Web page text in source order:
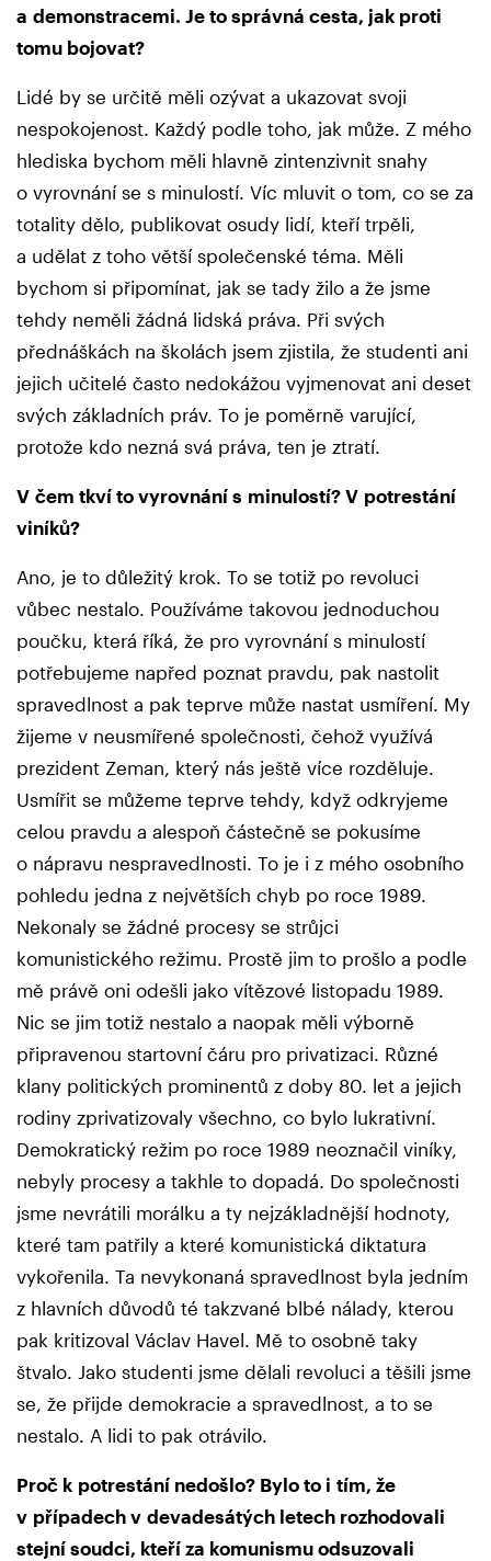
a demonstracemi. Je to správná cesta, jak proti
tomu bojovat?
Lidé by se určitě měli ozývat a ukazovat svoji
nespokojenost. Každý podle toho, jak může. Z mého
hlediska bychom měli hlavně zintenzivnit snahy
o vyrovnání se s minulostí. Víc mluvit o tom, co se za
totality dělo, publikovat osudy lidí, kteří trpěli,
a udělat z toho větší společenské téma. Měli
bychom si připomínat, jak se tady žilo a že jsme
tehdy neměli žádná lidská práva. Při svých
přednáškách na školách jsem zjistila, že studenti ani
jejich učitelé často nedokážou vyjmenovat ani deset
svých základních práv. To je poměrně varující,
protože kdo nezná svá práva, ten je ztratí.
V čem tkví to vyrovnání s minulostí? V potrestání
viníků?
Ano, je to důležitý krok. To se totiž po revoluci
vůbec nestalo. Používáme takovou jednoduchou
poučku, která říká, že pro vyrovnání s minulostí
potřebujeme napřed poznat pravdu, pak nastolit
spravedlnost a pak teprve může nastat usmíření. My
žijeme v neusmířené společnosti, čehož využívá
prezident Zeman, který nás ještě více rozděluje.
Usmířit se můžeme teprve tehdy, když odkryjeme
celou pravdu a alespoň částečně se pokusíme
o nápravu nespravedlnosti. To je i z mého osobního
pohledu jedna z největších chyb po roce 1989.
Nekonaly se žádné procesy se strůjci
komunistického režimu. Prostě jim to prošlo a podle
mě právě oni odešli jako vítězové listopadu 1989.
Nic se jim totiž nestalo a naopak měli výborně
připravenou startovní čáru pro privatizaci. Různé
klany politických prominentů z doby 80. let a jejich
rodiny zprivatizovaly všechno, co bylo lukrativní.
Demokratický režim po roce 1989 neoznačil viníky,
nebyly procesy a takhle to dopadá. Do společnosti
jsme nevrátili morálku a ty nejzákladnější hodnoty,
které tam patřily a které komunistická diktatura
vykořenila. Ta nevykonaná spravedlnost byla jedním
z hlavních důvodů té takzvané blbé nálady, kterou
pak kritizoval Václav Havel. Mě to osobně taky
štvalo. Jako studenti jsme dělali revoluci a těšili jsme
se, že přijde demokracie a spravedlnost, a to se
nestalo. A lidi to pak otrávilo.
Proč k potrestání nedošlo? Bylo to i tím, že
v případech v devadesátých letech rozhodovali
stejní soudci, kteří za komunismu odsuzovali